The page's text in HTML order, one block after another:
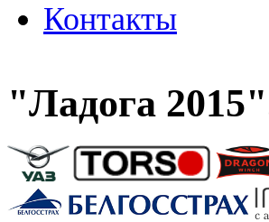
Контакты
"Ладога